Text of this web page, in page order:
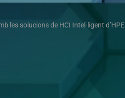
les solucions de HCI Intel·ligent d’HPE